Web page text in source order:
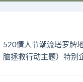
520情人节潮流塔罗牌
脑拯救行动主题）特别